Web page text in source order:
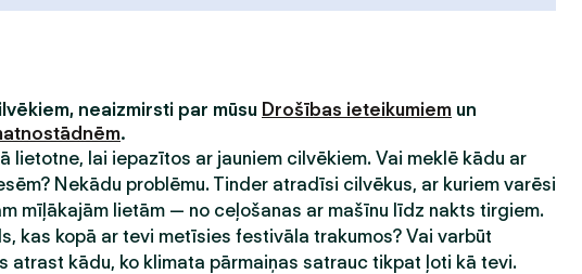
neaizmirsti par mūsu Drošības ieteikumiem un
.
lietotne, lai iepazītos ar jauniem cilvēkiem. Vai meklē kādu ar
Nekādu problēmu. Tinder atradīsi cilvēkus, ar kuriem varēsi
mīļākajām lietām — no ceļošanas ar mašīnu līdz nakts tirgiem.
kas kopā ar tevi metīsies festivāla trakumos? Vai varbūt
atrast kādu, ko klimata pārmaiņas satrauc tikpat ļoti kā tevi.